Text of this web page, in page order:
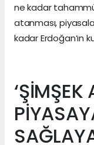
ne kadar
atanması,
kadar Erdoğan’ın